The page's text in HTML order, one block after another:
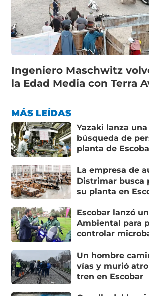
Ingeniero Maschwitz
la Edad Media con Terra
MÁS LEÍDAS
Yazaki lanza
búsqueda de
planta de
La empresa de
Distrimar busca
su planta en
Escobar lanzó
Ambiental para
controlar
Un hombre
vías y murió
tren en Escobar